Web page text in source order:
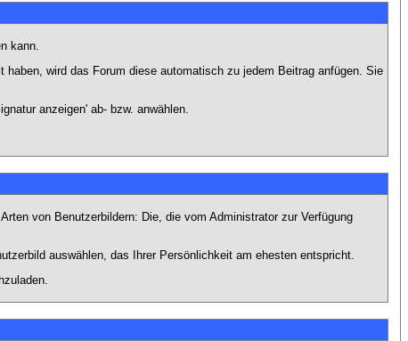
kann.
wird das Forum diese automatisch zu jedem Beitrag anfügen. Sie
anzeigen' ab- bzw. anwählen.
von Benutzerbildern: Die, die vom Administrator zur Verfügung
auswählen, das Ihrer Persönlichkeit am ehesten entspricht.